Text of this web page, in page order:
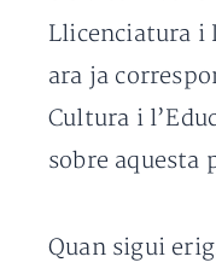
Llicenciatura i
ara ja
Cultura i
sobre aquesta
Quan sigui